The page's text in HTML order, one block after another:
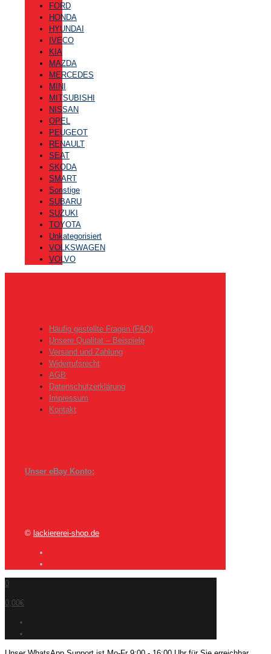
FORD
HONDA
HYUNDAI
IVECO
KIA
MAZDA
MERCEDES
MINI
MITSUBISHI
NISSAN
OPEL
PEUGEOT
RENAULT
SEAT
SKODA
SMART
Sonstige
SUBARU
SUZUKI
TOYOTA
Unkategorisiert
VOLKSWAGEN
VOLVO
Häufig gestellte Fragen (FAQ)
Unsere Qualitat – Beispiele
Versand und Zahlung
Widerrufsrecht
AGB
Datenschutzerklärung
Impressum
Kontakt
Unser eBay Konto:
© lackiererei-shop.de
0
0,00€